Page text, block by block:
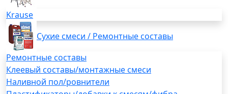
Krause
Сухие смеси / Ремонтные составы
Ремонтные составы
Клеевый составы/монтажные смеси
Наливной пол/ровнители